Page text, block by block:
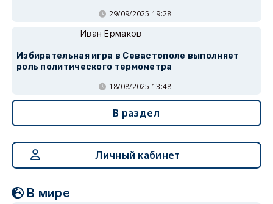
29/09/2025 19:28
Иван Ермаков
Избирательная игра в Севастополе выполняет
роль политического термометра
18/08/2025 13:48
В раздел
Личный кабинет
В мире